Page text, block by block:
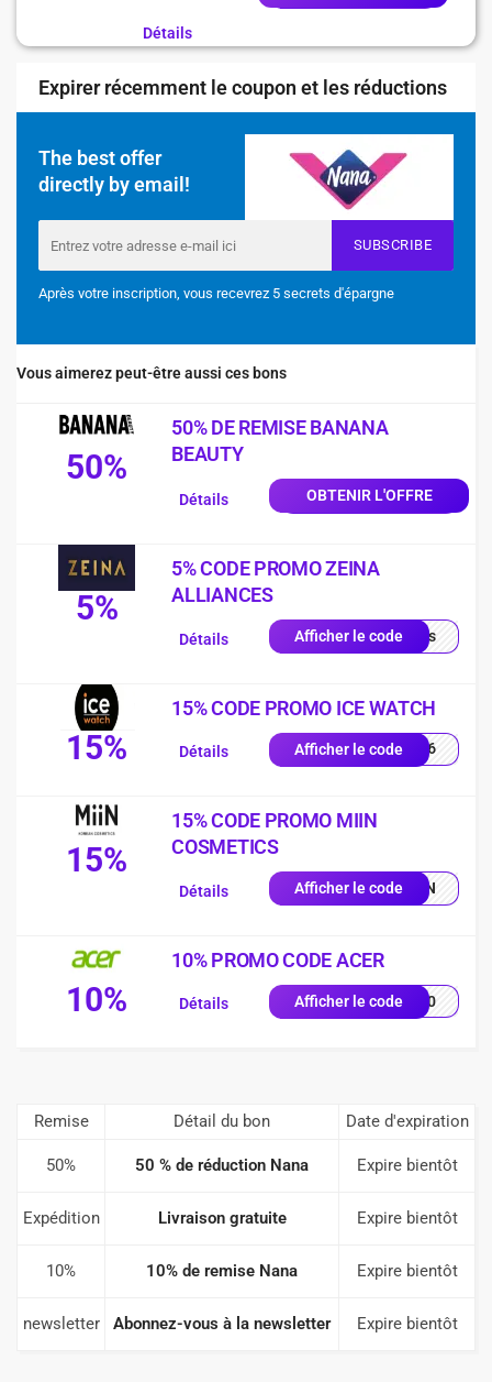
Détails
Expirer récemment le coupon et les réductions
The best offer
directly by email!
SUBSCRIBE
Après votre inscription, vous recevrez 5 secrets d'épargne
Vous aimerez peut-être aussi ces bons
50%
50% DE REMISE BANANA
BEAUTY
OBTENIR L'OFFRE
Détails
5%
5% CODE PROMO ZEINA
ALLIANCES
Afficher le codequis
Détails
15%
15% CODE PROMO ICE WATCH
Afficher le codePY26
Détails
15%
15% CODE PROMO MIIN
COSMETICS
Afficher le codeMIIN
Détails
10%
10% PROMO CODE ACER
Afficher le codeVE10
Détails
Remise Détail du bon Date d'expiration
50% 50 % de réduction Nana Expire bientôt
Expédition Livraison gratuite Expire bientôt
10% 10% de remise Nana Expire bientôt
newsletter Abonnez-vous à la newsletter Expire bientôt